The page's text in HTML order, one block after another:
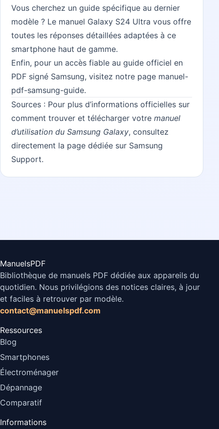
Vous cherchez un guide spécifique au dernier
modèle ? Le manuel Galaxy S24 Ultra vous offre
toutes les réponses détaillées adaptées à ce
smartphone haut de gamme.
Enfin, pour un accès fiable au guide officiel en
PDF signé Samsung, visitez notre page manuel-
pdf-samsung-guide.
Sources : Pour plus d’informations officielles sur
comment trouver et télécharger votremanuel
d’utilisation du Samsung Galaxy, consultez
directement la page dédiée sur Samsung
Support.
ManuelsPDF
Bibliothèque de manuels PDF dédiée aux appareils du
quotidien. Nous privilégions des notices claires, à jour
et faciles à retrouver par modèle.
contact@manuelspdf.com
Ressources
Blog
Smartphones
Électroménager
Dépannage
Comparatif
Informations